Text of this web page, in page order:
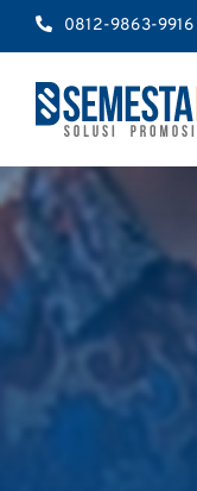
Skip
0812-9863-9916